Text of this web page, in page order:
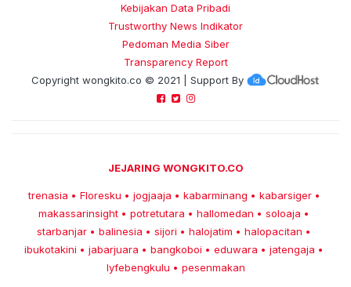
Kebijakan Data Pribadi
Trustworthy News Indikator
Pedoman Media Siber
Transparency Report
Copyright wongkito.co © 2021 | Support By
JEJARING WONGKITO.CO
trenasia • Floresku • jogjaaja • kabarminang • kabarsiger •
makassarinsight • potretutara • hallomedan • soloaja •
starbanjar • balinesia • sijori • halojatim • halopacitan •
ibukotakini • jabarjuara • bangkoboi • eduwara • jatengaja •
lyfebengkulu • pesenmakan